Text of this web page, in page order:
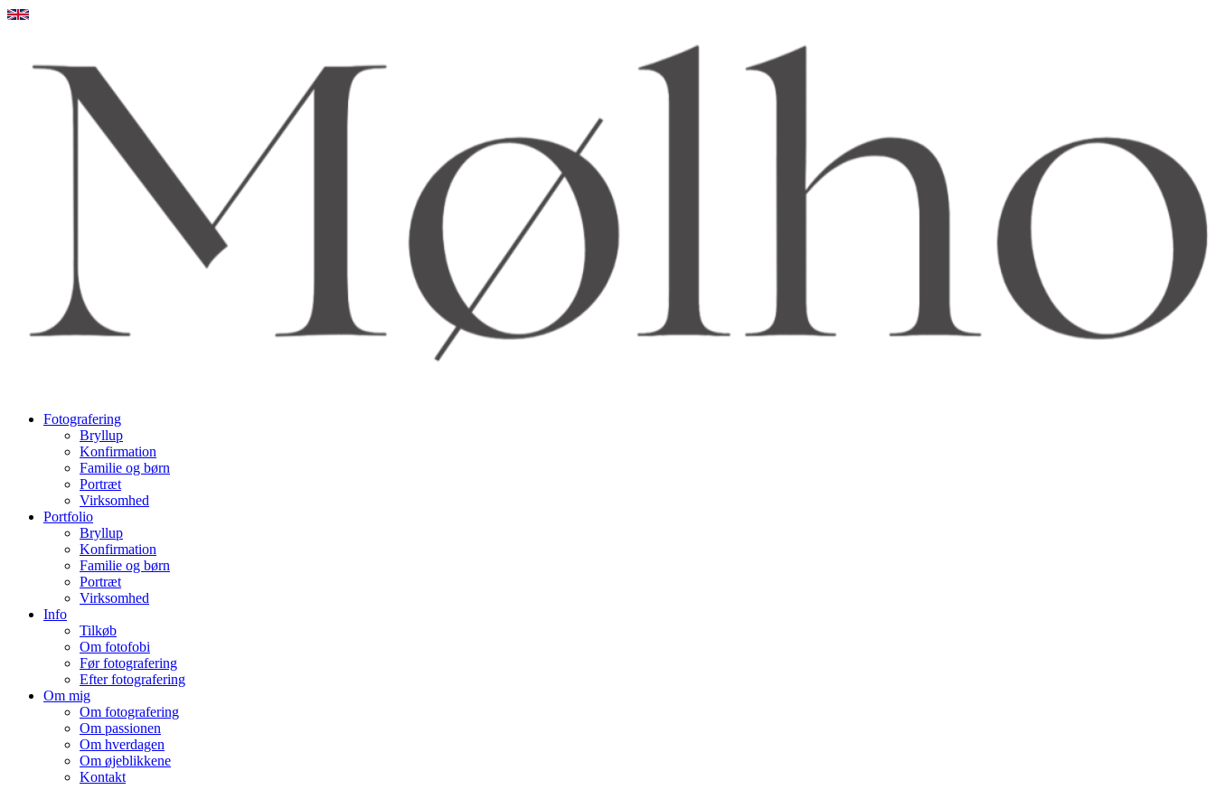
Videre
Fotografering
Bryllup
Konfirmation
Familie og børn
Portræt
Virksomhed
Portfolio
Bryllup
Konfirmation
Familie og børn
Portræt
Virksomhed
Info
Tilkøb
Om fotofobi
Før fotografering
Efter fotografering
Om mig
Om fotografering
Om passionen
Om hverdagen
Om øjeblikkene
Kontakt